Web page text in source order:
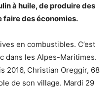
à huile, de produire des
faire des économies.
en combustibles. C’est
dans les Alpes-Maritimes.
2016, Christian Oreggir, 68
de son village. Mardi 29